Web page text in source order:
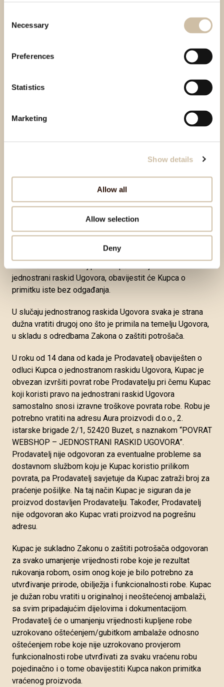
Selection
Necessary
Preferences
Statistics
Marketing
Show details
Allow all
Allow selection
Deny
slanjem popunjenog obrasca za jednostrani raskid
istarske brigade 2/1, 52420 Buzet, s naznakom ZA
WEBSHOP – JEDNOSTRANI RASKID UGOVORA ili
webshop@auraproizvodi.com. Primjerak obrasca za
jednostrani raskid ugovora koji se nalazi na našoj
mrežnoj stranici Kupac može preuzeti preuzeti na
ovom linku Obrazac za jednostrani raskid ugovora te
Kupac izražava svoju volju da jednostrano raskine
telefona i adresa elektroničke pošte) poštom na
adresu Aura proizvodi d.o.o., 2. istarske brigade 2/1,
52420 Buzet, s naznakom ZA WEBSHOP –
JEDNOSTRANI RASKID UGOVORA ili elektroničkom
jednostrani raskid Ugovora, obavijestit će Kupca o
primitku iste bez odgađanja.
U slučaju jednostranog raskida Ugovora svaka je strana
dužna vratiti drugoj ono što je primila na temelju Ugovora,
u skladu s odredbama Zakona o zaštiti potrošača.
U roku od 14 dana od kada je Prodavatelj obaviješten o
odluci Kupca o jednostranom raskidu Ugovora, Kupac je
obvezan izvršiti povrat robe Prodavatelju pri čemu Kupac
koji koristi pravo na jednostrani raskid Ugovora
samostalno snosi izravne troškove povrata robe. Robu je
potrebno vratiti na adresu Aura proizvodi d.o.o., 2.
istarske brigade 2/1, 52420 Buzet, s naznakom “POVRAT
WEBSHOP – JEDNOSTRANI RASKID UGOVORA”.
Prodavatelj nije odgovoran za eventualne probleme sa
dostavnom službom koju je Kupac koristio prilikom
povrata, pa Prodavatelj savjetuje da Kupac zatraži broj za
praćenje pošiljke. Na taj način Kupac je siguran da je
proizvod dostavljen Prodavatelju. Također, Prodavatelj
nije odgovoran ako Kupac vrati proizvod na pogrešnu
adresu.
Kupac je sukladno Zakonu o zaštiti potrošača odgovoran
za svako umanjenje vrijednosti robe koje je rezultat
rukovanja robom, osim onog koje je bilo potrebno za
utvrđivanje prirode, obilježja i funkcionalnosti robe. Kupac
je dužan robu vratiti u originalnoj i neoštećenoj ambalaži,
sa svim pripadajućim dijelovima i dokumentacijom.
Prodavatelj će o umanjenju vrijednosti kupljene robe
uzrokovano oštećenjem/gubitkom ambalaže odnosno
oštećenjem robe koje nije uzrokovano provjerom
funkcionalnosti robe utvrđivati za svaku vraćenu robu
pojedinačno i o tome obavijestiti Kupca nakon primitka
vraćenog proizvoda.